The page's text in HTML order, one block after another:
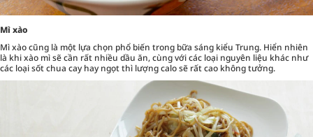
Mì xào
Mì xào cũng là một lựa chọn phổ biến trong bữa sáng kiểu Trung. Hiển nhiên
là khi xào mì sẽ cần rất nhiều dầu ăn, cùng với các loại nguyên liệu khác như
các loại sốt chua cay hay ngọt thì lượng calo sẽ rất cao không tưởng.